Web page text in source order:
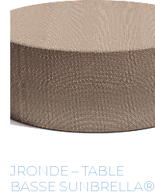
JRONDE – TABLE
BASSE SUNBRELLA®